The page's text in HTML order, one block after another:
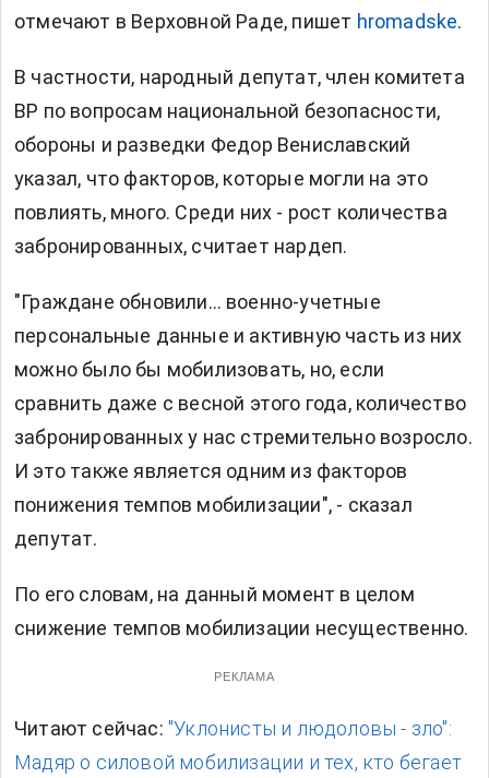
отмечают в Верховной Раде, пишет hromadske.
В частности, народный депутат, член комитета
ВР по вопросам национальной безопасности,
обороны и разведки Федор Вениславский
указал, что факторов, которые могли на это
повлиять, много. Среди них - рост количества
забронированных, считает нардеп.
"Граждане обновили… военно-учетные
персональные данные и активную часть из них
можно было бы мобилизовать, но, если
сравнить даже с весной этого года, количество
забронированных у нас стремительно возросло.
И это также является одним из факторов
понижения темпов мобилизации", - сказал
депутат.
По его словам, на данный момент в целом
снижение темпов мобилизации несущественно.
РЕКЛАМА
Читают сейчас: "Уклонисты и людоловы - зло":
Мадяр о силовой мобилизации и тех, кто бегает